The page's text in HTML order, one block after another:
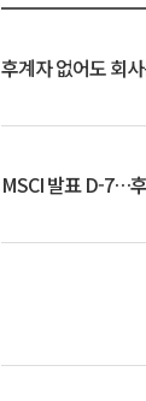
후계자 없어도 회
MSCI 발표 D-7…